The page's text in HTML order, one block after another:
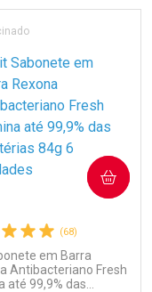
(68)
em Barra
Antibacteriano Fresh
até 99,9% das
COMPRAR